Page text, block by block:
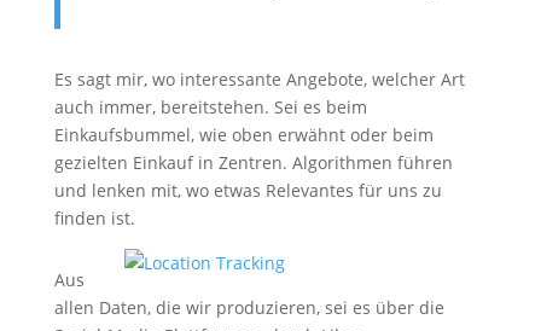
Es sagt mir, wo interessante Angebote, welcher Art
auch immer, bereitstehen. Sei es beim
Einkaufsbummel, wie oben erwähnt oder beim
gezielten Einkauf in Zentren. Algorithmen führen
und lenken mit, wo etwas Relevantes für uns zu
finden ist.
Aus
allen Daten, die wir produzieren, sei es über die